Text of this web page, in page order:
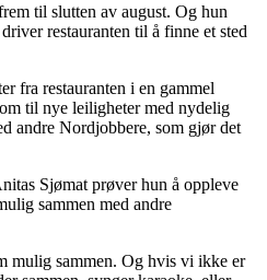
til slutten av august. Og hun
restauranten til å finne et sted
fra restauranten i en gammel
til nye leiligheter med nydelig
andre Nordjobbere, som gjør det
Sjømat prøver hun å oppleve
sammen med andre
mulig sammen. Og hvis vi ikke er